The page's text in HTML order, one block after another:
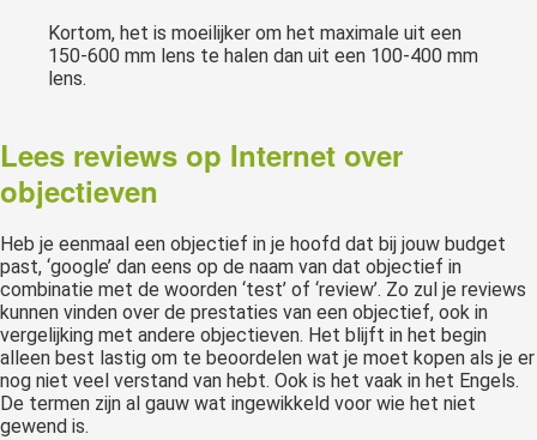
Kortom, het is moeilijker om het maximale uit een
150-600 mm lens te halen dan uit een 100-400 mm
lens.
Lees reviews op Internet over
objectieven
Heb je eenmaal een objectief in je hoofd dat bij jouw budget
past, ‘google’ dan eens op de naam van dat objectief in
combinatie met de woorden ‘test’ of ‘review’. Zo zul je reviews
kunnen vinden over de prestaties van een objectief, ook in
vergelijking met andere objectieven. Het blijft in het begin
alleen best lastig om te beoordelen wat je moet kopen als je er
nog niet veel verstand van hebt. Ook is het vaak in het Engels.
De termen zijn al gauw wat ingewikkeld voor wie het niet
gewend is.